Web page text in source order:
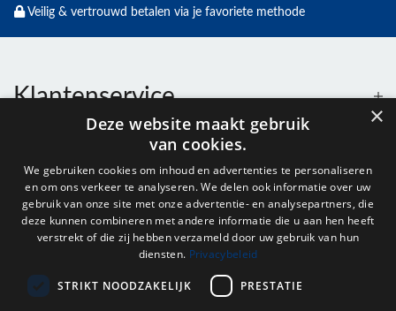
Veilig & vertrouwd betalen via je favoriete methode
Klantenservice
Openingstijden
Nieuwsbrief
×
Deze website maakt gebruik
van cookies.
We gebruiken cookies om inhoud en advertenties te personaliseren
en om ons verkeer te analyseren. We delen ook informatie over uw
gebruik van onze site met onze advertentie- en analysepartners, die
deze kunnen combineren met andere informatie die u aan hen heeft
verstrekt of die zij hebben verzameld door uw gebruik van hun
diensten. Privacybeleid
STRIKT NOODZAKELIJK PRESTATIE